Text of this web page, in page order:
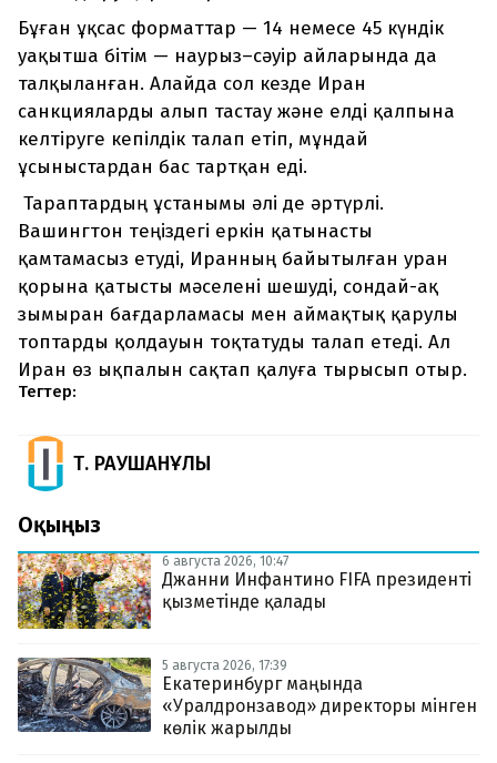
Бұған ұқсас форматтар — 14 немесе 45 күндік
уақытша бітім — наурыз–сәуір айларында да
талқыланған. Алайда сол кезде Иран
санкцияларды алып тастау және елді қалпына
келтіруге кепілдік талап етіп, мұндай
ұсыныстардан бас тартқан еді.
Тараптардың ұстанымы әлі де әртүрлі.
Вашингтон теңіздегі еркін қатынасты
қамтамасыз етуді, Иранның байытылған уран
қорына қатысты мәселені шешуді, сондай-ақ
зымыран бағдарламасы мен аймақтық қарулы
топтарды қолдауын тоқтатуды талап етеді. Ал
Иран өз ықпалын сақтап қалуға тырысып отыр.
Тегтер:
Т. РАУШАНҰЛЫ
Оқыңыз
6 августа 2026, 10:47
Джанни Инфантино FIFA президенті
қызметінде қалады
5 августа 2026, 17:39
Екатеринбург маңында
«Уралдронзавод» директоры мінген
көлік жарылды